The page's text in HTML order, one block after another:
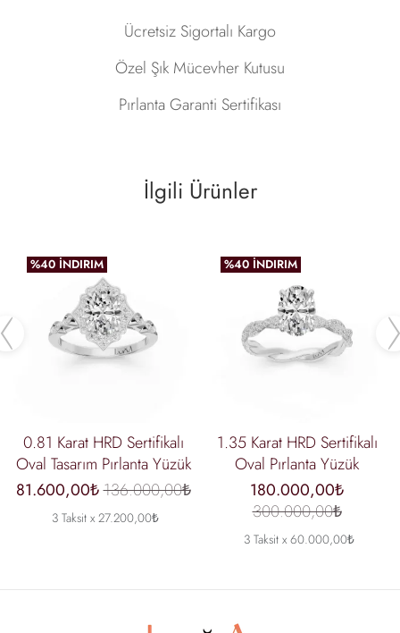
Ücretsiz Sigortalı Kargo
Özel Şık Mücevher Kutusu
Pırlanta Garanti Sertifikası
İlgili Ürünler
Previous
%40 İNDIRIM
0.81 Karat HRD Sertifikalı
Oval Tasarım Pırlanta Yüzük
81.600,00₺136.000,00₺
3 Taksit x 27.200,00₺
%40 İNDIRIM
1.35 Karat HRD Sertifikalı
Oval Pırlanta Yüzük
180.000,00₺
300.000,00₺
3 Taksit x 60.000,00₺